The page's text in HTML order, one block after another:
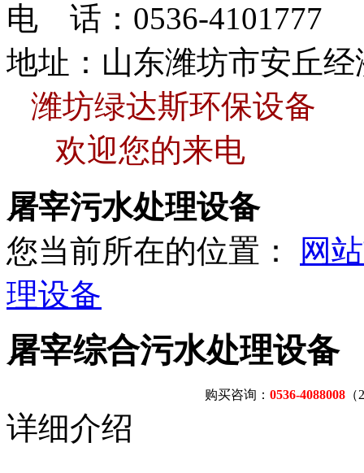
电 话： 0536-4101777
地址：山东潍坊市安丘
潍坊绿达斯环保设备
欢迎您的来电
屠宰污水处理设备
您当前所在的位置：
网
理设备
屠宰综合污水处理设备
购买咨询： 0536-4088008
详细介绍